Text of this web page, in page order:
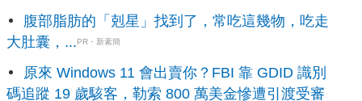
腹部脂肪的「剋星」找到了，常吃這幾物，吃走
大肚囊，...PR・新素簡
原來 Windows 11 會出賣你？FBI 靠 GDID 識別
碼追蹤 19 歲駭客，勒索 800 萬美金慘遭引渡受審